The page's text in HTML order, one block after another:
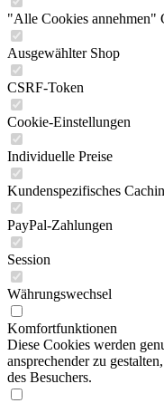
"Alle Cookies annehmen"
Ausgewählter Shop
CSRF-Token
Cookie-Einstellungen
Individuelle Preise
Kundenspezifisches
PayPal-Zahlungen
Session
Währungswechsel
Komfortfunktionen
Diese Cookies werden
ansprechender zu
des Besuchers.